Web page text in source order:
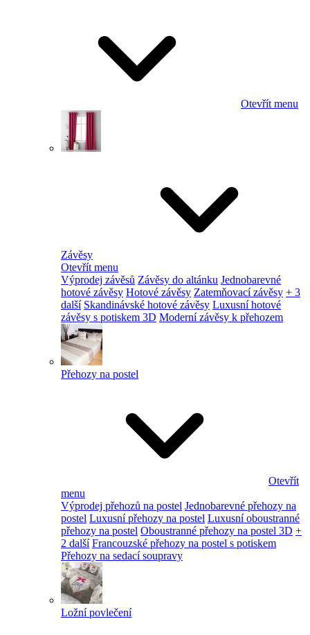
Otevřít menu
Závěsy
Otevřít menu
Výprodej závěsů Závěsy do altánku Jednobarevné
hotové závěsy Hotové závěsy Zatemňovací závěsy + 3
další Skandinávské hotové závěsy Luxusní hotové
závěsy s potiskem 3D Moderní závěsy k přehozem
Přehozy na postel
Otevřít
menu
Výprodej přehozů na postel Jednobarevné přehozy na
postel Luxusní přehozy na postel Luxusní oboustranné
přehozy na postel Oboustranné přehozy na postel 3D +
2 další Francouzské přehozy na postel s potiskem
Přehozy na sedací soupravy
Ložní povlečení